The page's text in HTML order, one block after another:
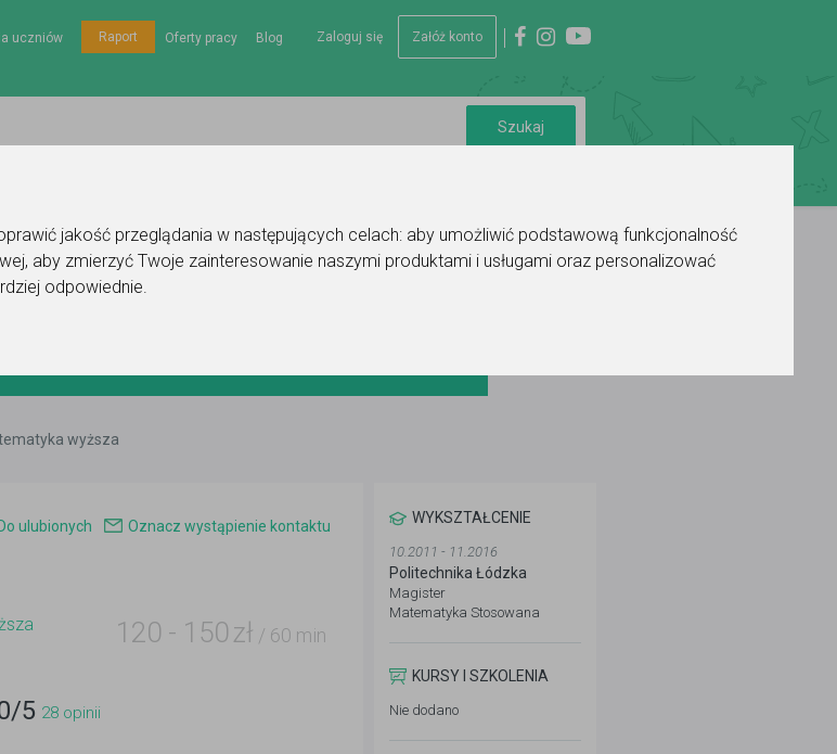
jakość przeglądania w następujących celach: aby umożliwić podstawową funkcjonalność
, aby zmierzyć Twoje zainteresowanie naszymi produktami i usługami oraz personalizować
odpowiednie.
Zaloguj się Załóż konto
uczniów Raport Oferty pracy Blog
wyższa
Do ulubionych Oznacz wystąpienie kontaktu
120 - 150 zł / 60 min
/5 28 opinii
WYKSZTAŁCENIE
10.2011 - 11.2016
Politechnika Łódzka
Magister
Matematyka Stosowana
KURSY I SZKOLENIA
Nie dodano